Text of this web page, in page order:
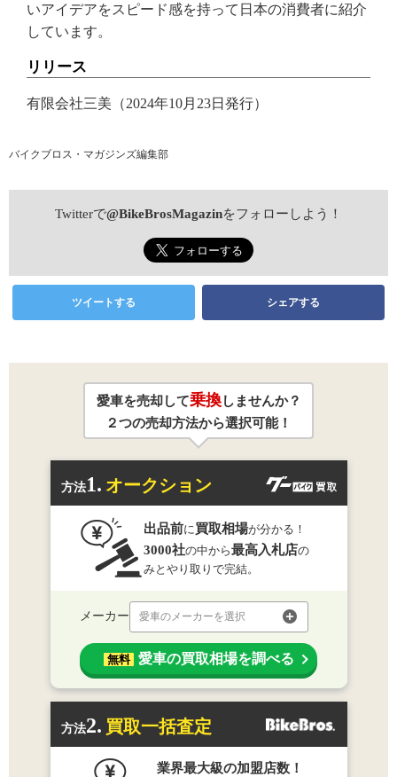
いアイデアをスピード感を持って日本の消費者に紹介
しています。
リリース
有限会社三美（2024年10月23日発行）
バイクブロス・マガジンズ編集部
Twitterで@BikeBrosMagazinをフォローしよう！
ツイートする シェアする
愛車を売却して乗換しませんか？
２つの売却方法から選択可能！
方法1. オークション
出品前に 買取相場が分かる！
3000社の中から最高入札店の
みとやり取りで完結。
メーカー 愛車のメーカーを選択
無料 愛車の買取相場を調べる
方法2. 買取一括査定
業界最大級の加盟店数！